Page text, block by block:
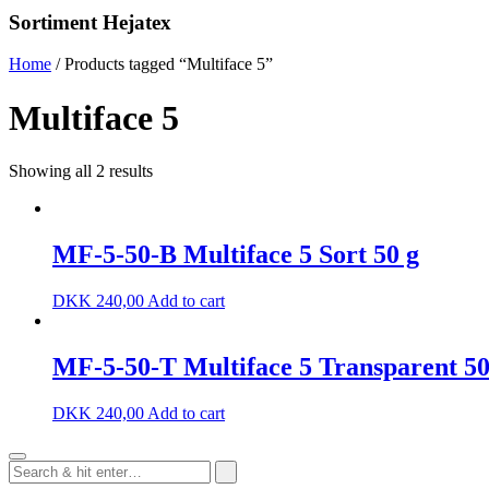
Sortiment Hejatex
Home / Products tagged “Multiface 5”
Multiface 5
Showing all 2 results
MF-5-50-B Multiface 5 Sort 50 g
DKK 240,00 Add to cart
MF-5-50-T Multiface 5 Transparent
DKK 240,00 Add to cart